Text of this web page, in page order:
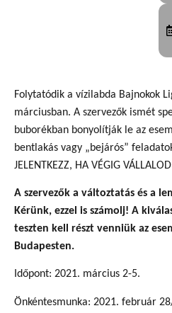
Folytatódik a vízilabda Bajnokok
márciusban. A szervezők ismét
buborékban bonyolítják le az
bentlakás vagy „bejárós”
JELENTKEZZ, HA VÉGIG
A szervezők a változtatás és a
Kérünk, ezzel is számolj! A
teszten kell részt venniük az
Budapesten.
Időpont: 2021. március 2-5.
Önkéntesmunka: 2021. február